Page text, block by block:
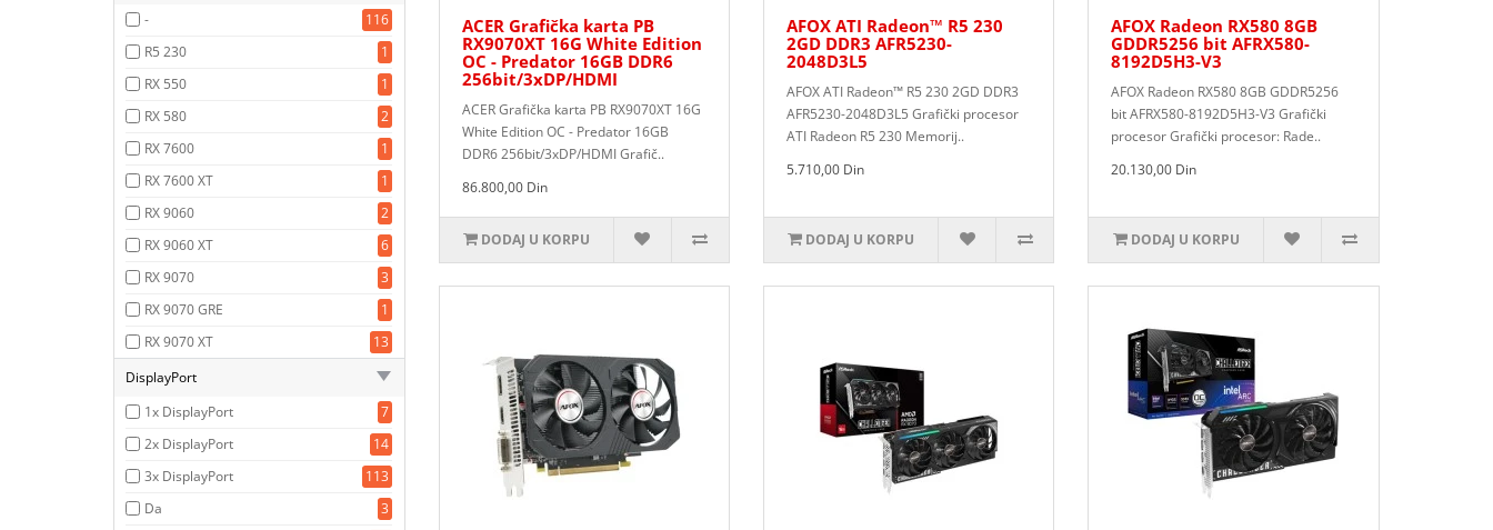
-
116
R5 230
1
RX 550
1
RX 580
2
RX 7600
1
RX 7600 XT
1
RX 9060
2
RX 9060 XT
6
RX 9070
3
RX 9070 GRE
1
RX 9070 XT
13
DisplayPort
1x DisplayPort
7
2x DisplayPort
14
3x DisplayPort
113
Da
3
ACER Grafička karta PB
RX9070XT 16G White Edition
OC - Predator 16GB DDR6
256bit/3xDP/HDMI
ACER Grafička karta PB RX9070XT 16G
White Edition OC - Predator 16GB
DDR6 256bit/3xDP/HDMI Grafič..
86.800,00 Din
DODAJ U KORPU
AFOX ATI Radeon™ R5 230
2GD DDR3 AFR5230-
2048D3L5
AFOX ATI Radeon™ R5 230 2GD DDR3
AFR5230-2048D3L5 Grafički procesor
ATI Radeon R5 230 Memorij..
5.710,00 Din
DODAJ U KORPU
AFOX Radeon RX580 8GB
GDDR5256 bit AFRX580-
8192D5H3-V3
AFOX Radeon RX580 8GB GDDR5256
bit AFRX580-8192D5H3-V3 Grafički
procesor Grafički procesor: Rade..
20.130,00 Din
DODAJ U KORPU